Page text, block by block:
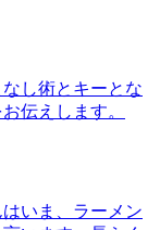
し術とキーとな
伝えします。
いま、ラーメン